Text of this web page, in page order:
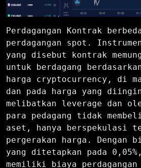
Perdagangan Kontrak
perdagangan spot.
yang disebut kontrak
untuk berdagang
harga cryptocurrency, di
dan pada harga yang
melibatkan leverage dan
para pedagang tidak
aset, hanya berspekulasi
pergerakan harga. Dengan
yang ditetapkan pada
memiliki biaya